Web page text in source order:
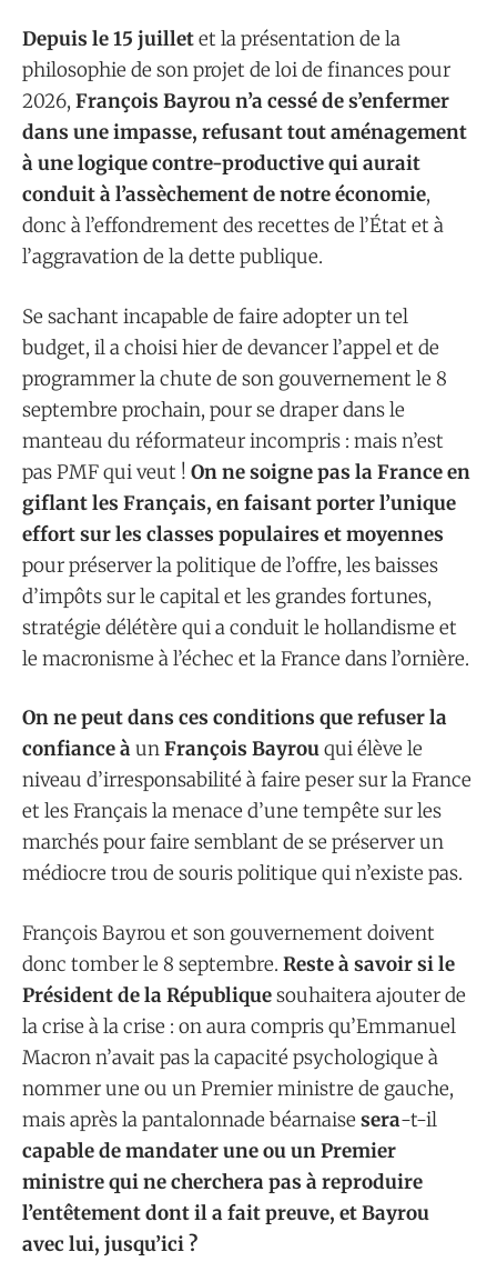
Depuis le 15 juilletet la présentation de la
philosophie de son projet de loi de finances pour
2026, François Bayrou n’a cessé de s’enfermer
dans une impasse, refusant tout aménagement
à une logique contre-productive qui aurait
conduit à l’assèchement de notre économie,
donc à l’effondrement des recettes de l’État et à
l’aggravation de la dette publique.
Se sachant incapable de faire adopter un tel
budget, il a choisi hier de devancer l’appel et de
programmer la chute de son gouvernement le 8
septembre prochain, pour se draper dans le
manteau du réformateur incompris : mais n’est
pas PMF qui veut ! On ne soigne pas la France en
giflant les Français, en faisant porter l’unique
effort sur les classes populaires et moyennes
pour préserver la politique de l’offre, les baisses
d’impôts sur le capital et les grandes fortunes,
stratégie délétère qui a conduit le hollandisme et
le macronisme à l’échec et la France dans l’ornière.
On ne peut dans ces conditions que refuser la
confiance àunFrançois Bayrouqui élève le
niveau d’irresponsabilité à faire peser sur la France
et les Français la menace d’une tempête sur les
marchés pour faire semblant de se préserver un
médiocre trou de souris politique qui n’existe pas.
François Bayrou et son gouvernement doivent
donc tomber le 8 septembre. Reste à savoir si le
Président de la Républiquesouhaitera ajouter de
la crise à la crise : on aura compris qu’Emmanuel
Macron n’avait pas la capacité psychologique à
nommer une ou un Premier ministre de gauche,
mais après la pantalonnade béarnaise sera-t-il
capable de mandater une ou un Premier
ministre qui ne cherchera pas à reproduire
l’entêtement dont il a fait preuve, et Bayrou
avec lui, jusqu’ici ?